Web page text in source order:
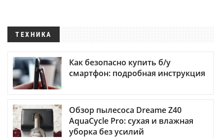
ТЕХНИКА
Как безопасно купить б/у
смартфон: подробная инструкция
Обзор пылесоса Dreame Z40
AquaCycle Pro: сухая и влажная
уборка без усилий